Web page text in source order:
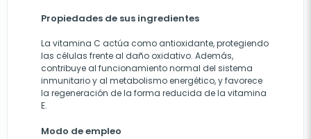
Propiedades de sus ingredientes
La vitamina C actúa como antioxidante, protegiendo
las células frente al daño oxidativo. Además,
contribuye al funcionamiento normal del sistema
inmunitario y al metabolismo energético, y favorece
la regeneración de la forma reducida de la vitamina
E.
Modo de empleo